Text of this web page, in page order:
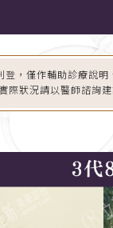
，僅作輔助診療說
狀況請以醫師諮詢建